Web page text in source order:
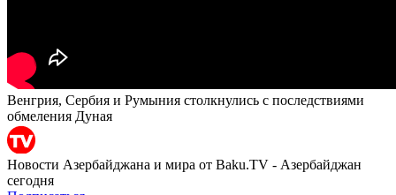
Венгрия, Сербия и Румыния столкнулись с последствиями
обмеления Дуная
Новости Азербайджана и мира от Baku.TV - Азербайджан
сегодня